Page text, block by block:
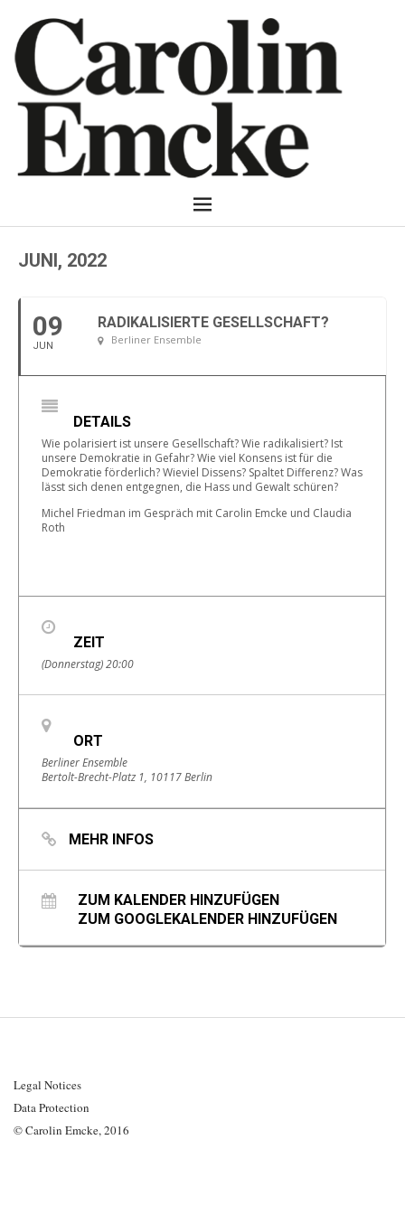
JUNI, 2022
09
JUN
RADIKALISIERTE GESELLSCHAFT?
Berliner Ensemble
DETAILS
Wie polarisiert ist unsere Gesellschaft? Wie radikalisiert? Ist
unsere Demokratie in Gefahr? Wie viel Konsens ist für die
Demokratie förderlich? Wieviel Dissens? Spaltet Differenz? Was
lässt sich denen entgegnen, die Hass und Gewalt schüren?
Michel Friedman im Gespräch mit Carolin Emcke und Claudia
Roth
ZEIT
(Donnerstag) 20:00
ORT
Berliner Ensemble
Bertolt-Brecht-Platz 1, 10117 Berlin
MEHR INFOS
ZUM KALENDER HINZUFÜGEN
ZUM GOOGLEKALENDER HINZUFÜGEN
Legal Notices
Data Protection
© Carolin Emcke, 2016